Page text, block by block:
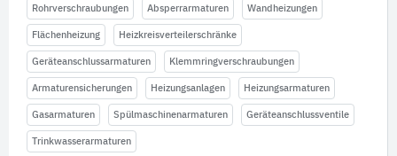
Rohrverschraubungen Absperrarmaturen Wandheizungen
Flächenheizung Heizkreisverteilerschränke
Geräteanschlussarmaturen Klemmringverschraubungen
Armaturensicherungen Heizungsanlagen Heizungsarmaturen
Gasarmaturen Spülmaschinenarmaturen Geräteanschlussventile
Trinkwasserarmaturen